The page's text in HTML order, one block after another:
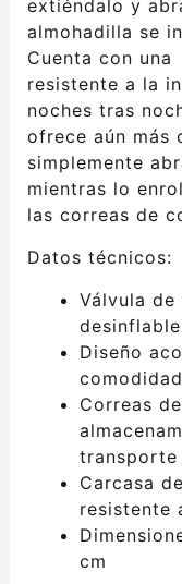
extiéndalo y
almohadilla se
Cuenta con
resistente a la
noches tras
ofrece aún más
simplemente
mientras lo
las correas de
Datos técnicos:
Válvula
Diseño
comodidad
Correas
transporte
Carcasa
resistente
cm